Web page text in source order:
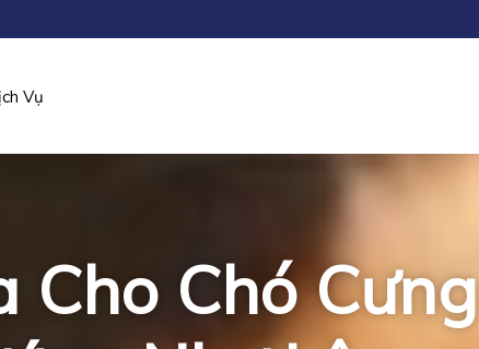
Vụ
Cho Chó Cưng